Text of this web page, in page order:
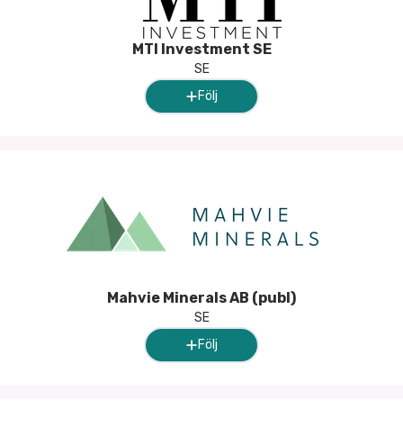
MTI Investment SE
SE
Följ
Mahvie Minerals AB (publ)
SE
Följ